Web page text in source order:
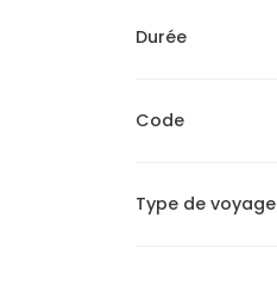
Durée
Code
Type de voyage